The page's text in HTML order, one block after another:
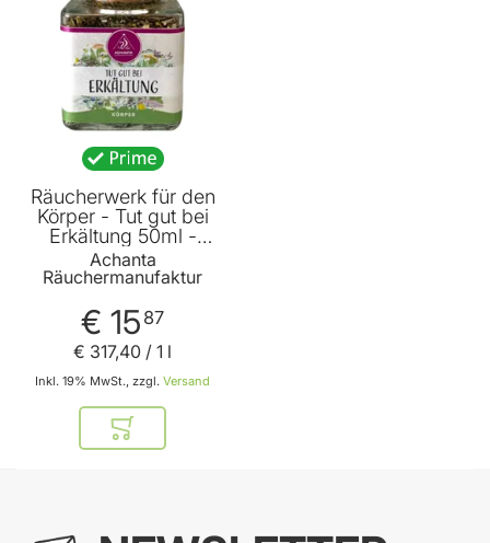
Räucherwerk für den
Körper - Tut gut bei
Erkältung 50ml -
Räuchermischung von
Achanta Räucherwelt
Achanta
Räuchermanufaktur
€ 15 87
Inkl. 19% MwSt., zzgl. Versand
€ 317,40 / 1 l
In den Warenkorb